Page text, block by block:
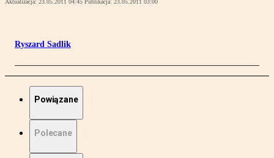
Aktualizacja: 23.05.2011 04:45 Publikacja: 23.05.2011 03:00
Ryszard Sadlik
Powiązane
Polecane